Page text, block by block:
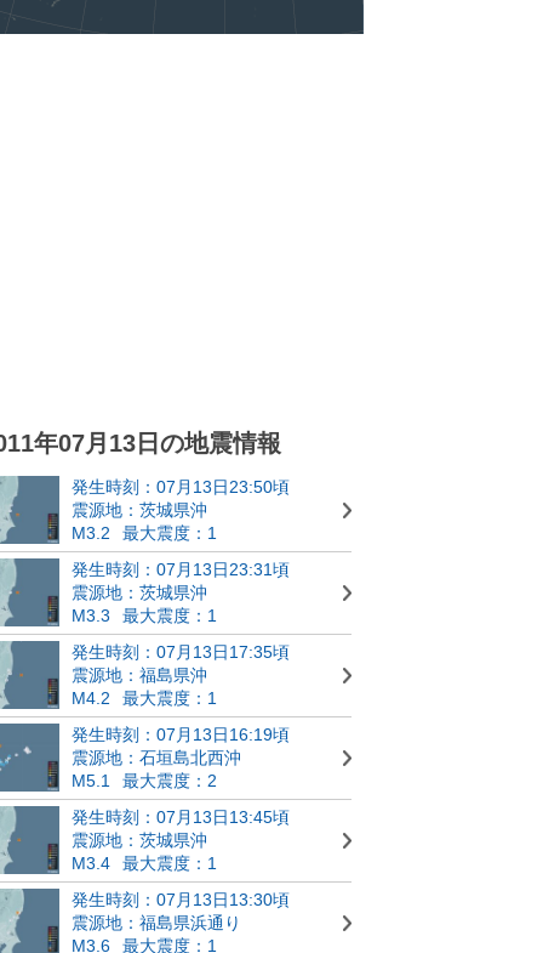
年07月13日の地震情報
発生時刻：07月13日23:50頃
震源地：茨城県沖
M3.2
最大震度：1
発生時刻：07月13日23:31頃
震源地：茨城県沖
M3.3
最大震度：1
発生時刻：07月13日17:35頃
震源地：福島県沖
M4.2
最大震度：1
発生時刻：07月13日16:19頃
震源地：石垣島北西沖
M5.1
最大震度：2
発生時刻：07月13日13:45頃
震源地：茨城県沖
M3.4
最大震度：1
発生時刻：07月13日13:30頃
震源地：福島県浜通り
M3.6
最大震度：1